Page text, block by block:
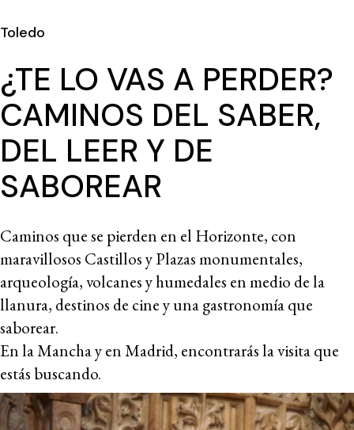
Toledo
¿TE LO VAS A PERDER?
CAMINOS DEL SABER,
DEL LEER Y DE
SABOREAR
Caminos que se pierden en el Horizonte, con
maravillosos Castillos y Plazas monumentales,
arqueología, volcanes y humedales en medio de la
llanura, destinos de cine y una gastronomía que
saborear.
En la Mancha y en Madrid, encontrarás la visita que
estás buscando.